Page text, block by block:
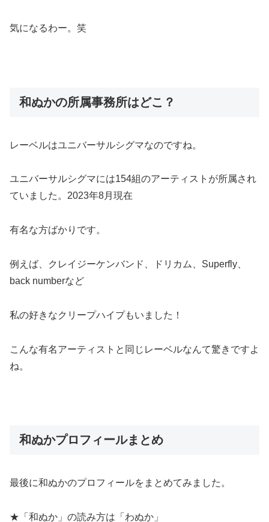
気になるわー。笑
和ぬかの所属事務所はどこ？
レーベルはユニバーサルシグマなのですね。
ユニバーサルシグマには154組のアーティストが所属され
ていました。2023年8月現在
有名な方ばかりです。
例えば、クレイジーケンバンド、ドリカム、Superfly、
back numberなど
私の好きなクリープハイプもいました！
こんな有名アーティストと同じレーベルなんて驚きですよ
ね。
和ぬかプロフィールまとめ
最後に和ぬかのプロフィールをまとめてみました。
★「和ぬか」の読み方は「わぬか」